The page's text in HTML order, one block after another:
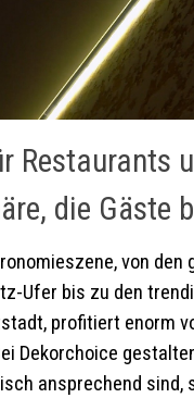
Restaurants
die Gäste
von den
Ufer bis zu den
profitiert enorm
Dekorchoice
ansprechend sind,